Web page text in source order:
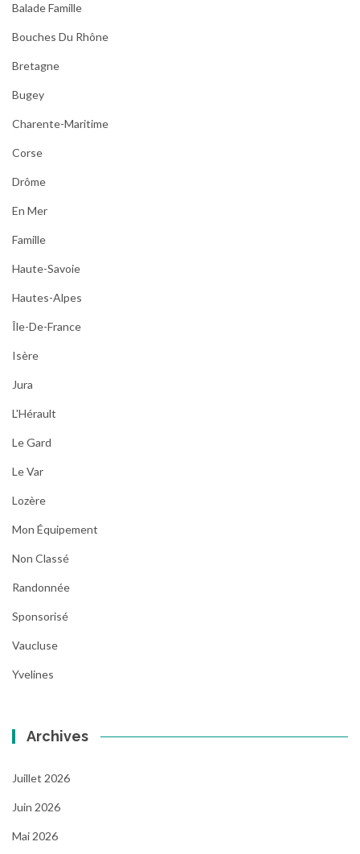
Balade Famille
Bouches Du Rhône
Bretagne
Bugey
Charente-Maritime
Corse
Drôme
En Mer
Famille
Haute-Savoie
Hautes-Alpes
Île-De-France
Isère
Jura
L'Hérault
Le Gard
Le Var
Lozère
Mon Équipement
Non Classé
Randonnée
Sponsorisé
Vaucluse
Yvelines
Archives
Juillet 2026
Juin 2026
Mai 2026